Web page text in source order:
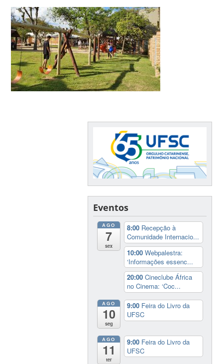
Eventos
AGO
7
sex
8:00 Recepção à
Comunidade Internacio...
10:00Webpalestra:
‘Informações essenc...
20:00Cineclube África
no Cinema: ‘Coc...
AGO
10
seg
9:00 Feira do Livro da
UFSC
AGO
11
ter
9:00 Feira do Livro da
UFSC